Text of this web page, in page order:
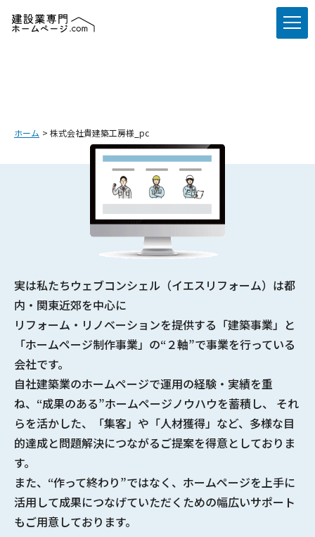
ホーム 株式会社貴建築工房様_pc
実は私たちウェブコンシェル（イエスリフォーム）は都
内・関東近郊を中心に
リフォーム・リノベーションを提供する 「建築事業」と
「ホームページ制作事業」の“２軸”で事業を行っている
会社です。
自社建築業のホームページで運用の経験・実績を重
ね、 “成果のある”ホームページノウハウを蓄積し、 それ
らを活かした、「集客」や「人材獲得」など、多様な目
的達成と問題解決につながるご提案を得意としておりま
す。
また、“作って終わり”ではなく、ホームページを上手に
活用して成果につなげていただくための幅広いサポート
もご用意しております。